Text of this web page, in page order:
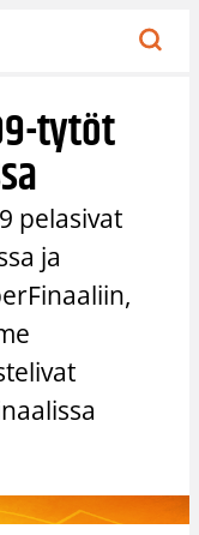
tytöt
pelasivat
ja